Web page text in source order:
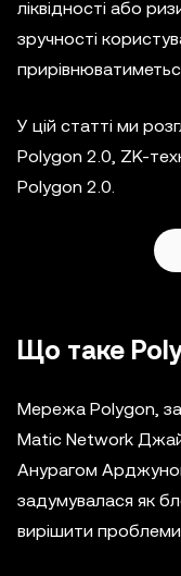
ліквідності або
зручності
У цій статті ми
Polygon 2.0, ZK-
Polygon 2.0.
Що таке
Мережа Polygon,
Matic Network
Анурагом
задумувалася як
вирішити